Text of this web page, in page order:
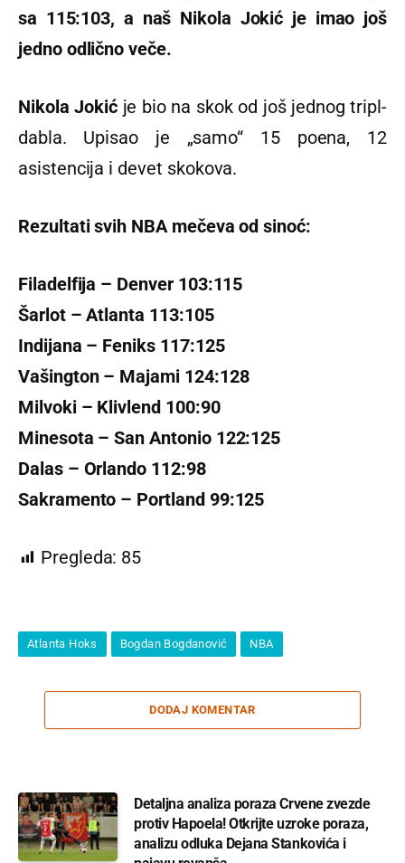
sa 115:103, a naš Nikola Jokić je imao još
jedno odlično veče.
Nikola Jokićje bio na skok od još jednog tripl-
dabla. Upisao je „samo“ 15 poena, 12
asistencija i devet skokova.
Rezultati svih NBA mečeva od sinoć:
Filadelfija – Denver 103:115
Šarlot – Atlanta 113:105
Indijana – Feniks 117:125
Vašington – Majami 124:128
Milvoki – Klivlend 100:90
Minesota – San Antonio 122:125
Dalas – Orlando 112:98
Sakramento – Portland 99:125
Pregleda: 85
Atlanta Hoks Bogdan Bogdanović NBA
DODAJ KOMENTAR
Detaljna analiza poraza Crvene zvezde
protiv Hapoela! Otkrijte uzroke poraza,
analizu odluka Dejana Stankovića i